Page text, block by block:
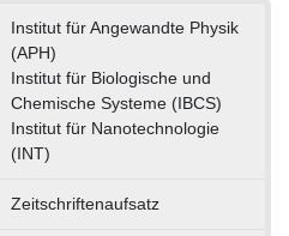
Institut für Angewandte Physik
(APH)
Institut für Biologische und
Chemische Systeme (IBCS)
Institut für Nanotechnologie
(INT)
Zeitschriftenaufsatz